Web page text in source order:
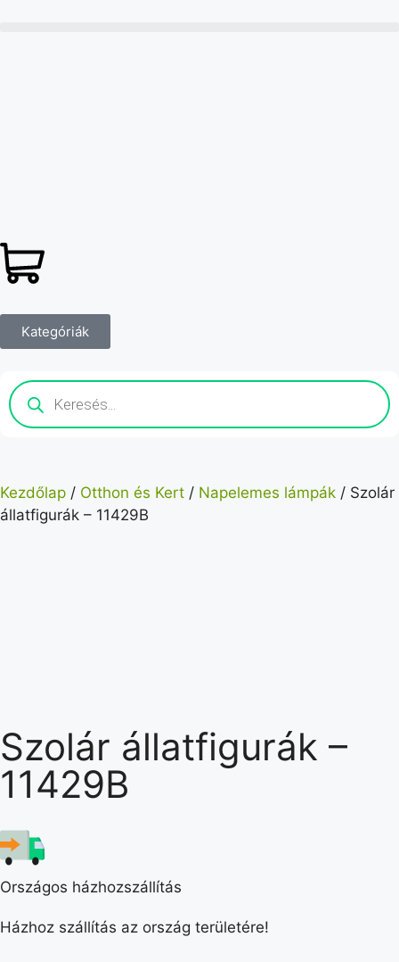
Kategóriák
Kezdőlap / Otthon és Kert / Napelemes lámpák / Szolár
állatfigurák – 11429B
Szolár állatfigurák –
11429B
Országos házhozszállítás
Házhoz szállítás az ország területére!